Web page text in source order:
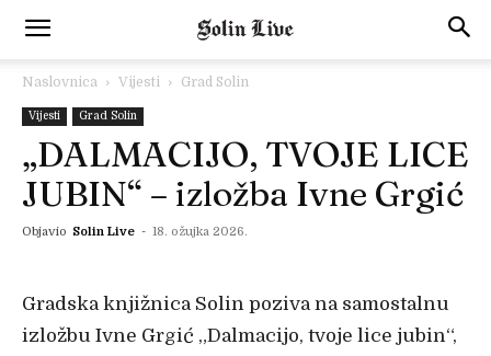
Naslovnica Vijesti Grad Solin
Vijesti Grad Solin
„DALMACIJO, TVOJE LICE
JUBIN“ – izložba Ivne Grgić
Objavio Solin Live - 18. ožujka 2026.
Gradska knjižnica Solin poziva na samostalnu
izložbu Ivne Grgić „Dalmacijo, tvoje lice jubin“,